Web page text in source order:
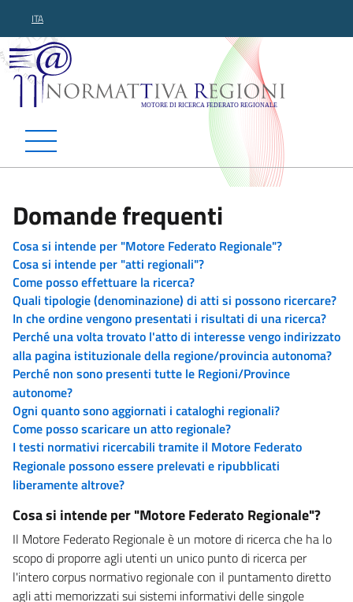
ITA
Normattiva Regioni -
Domande frequenti
Cosa si intende per "Motore Federato Regionale"?
Cosa si intende per "atti regionali"?
Come posso effettuare la ricerca?
Quali tipologie (denominazione) di atti si possono ricercare?
In che ordine vengono presentati i risultati di una ricerca?
Perché una volta trovato l'atto di interesse vengo indirizzato
alla pagina istituzionale della regione/provincia autonoma?
Perché non sono presenti tutte le Regioni/Province
autonome?
Ogni quanto sono aggiornati i cataloghi regionali?
Come posso scaricare un atto regionale?
I testi normativi ricercabili tramite il Motore Federato
Regionale possono essere prelevati e ripubblicati
liberamente altrove?
Cosa si intende per "Motore Federato Regionale"?
Il Motore Federato Regionale è un motore di ricerca che ha lo
scopo di proporre agli utenti un unico punto di ricerca per
l'intero corpus normativo regionale con il puntamento diretto
agli atti memorizzati sui sistemi informativi delle singole